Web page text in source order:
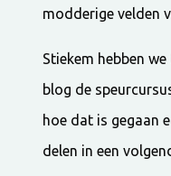
modderige velden
Stiekem hebben
blog de
hoe dat is gegaan
delen in een